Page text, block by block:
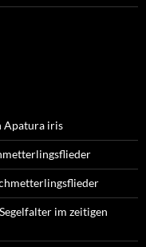
Apatura iris
im zeitigen